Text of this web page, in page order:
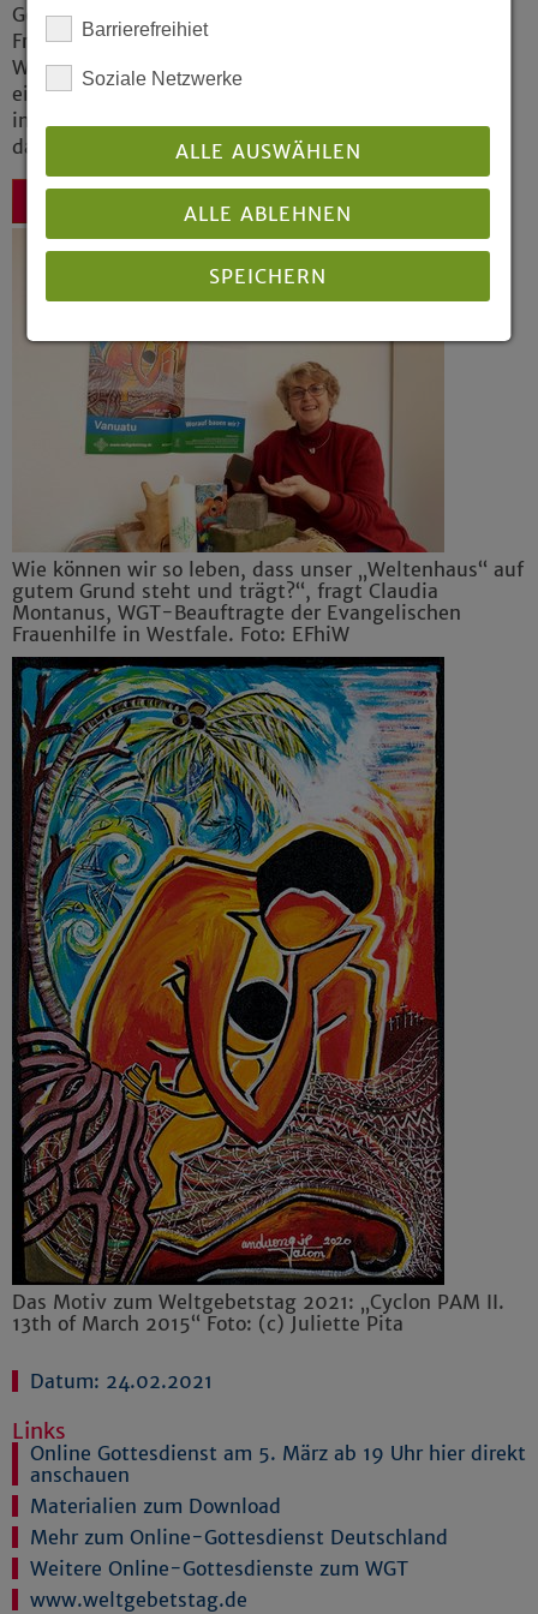
Gottesdienste und Veranstaltungen am 1.
Freitag im März. Jedes Jahr befasst sich der
Weltgebetstag mit der Situation von Frauen
eines anderen Landes. Die Kollekten fließen in
internationale Frauen-Projekte und helfen
dabei direkt vor Ort.
Wie können wir so leben, dass unser „Weltenhaus“ auf
gutem Grund steht und trägt?“, fragt Claudia
Montanus, WGT-Beauftragte der Evangelischen
Frauenhilfe in Westfale. Foto: EFhiW
Das Motiv zum Weltgebetstag 2021: „Cyclon PAM II.
13th of March 2015“ Foto: (c) Juliette Pita
Datum: 24.02.2021
Links
Online Gottesdienst am 5. März ab 19 Uhr hier direkt
anschauen
Materialien zum Download
Mehr zum Online-Gottesdienst Deutschland
Weitere Online-Gottesdienste zum WGT
www.weltgebetstag.de
Barrierefreihiet
Soziale Netzwerke
ALLE AUSWÄHLEN
ALLE ABLEHNEN
SPEICHERN
Impressum Datenschutz